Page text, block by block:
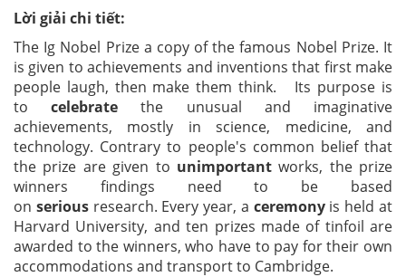
Lời giải chi tiết:
The Ig Nobel Prize a copy of the famous Nobel Prize. It
is given to achievements and inventions that first make
people laugh, then make them think. Its purpose is
tocelebrate the unusual and imaginative
achievements, mostly in science, medicine, and
technology. Contrary to people's common belief that
the prize are given to unimportantworks, the prize
winners findings need to be based
on serious research. Every year, a ceremonyis held at
Harvard University, and ten prizes made of tinfoil are
awarded to the winners, who have to pay for their own
accommodations and transport to Cambridge.